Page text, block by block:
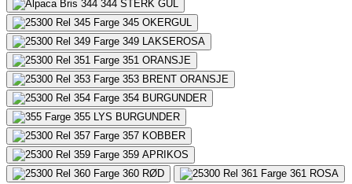
344 STERK GUL
345 OKERGUL
349 LAKSEROSA
351 ORANSJE
353 BRENT ORANSJE
354 BURGUNDER
355 LYS BURGUNDER
357 KOBBER
359 APRIKOS
360 RØD 361 ROSA